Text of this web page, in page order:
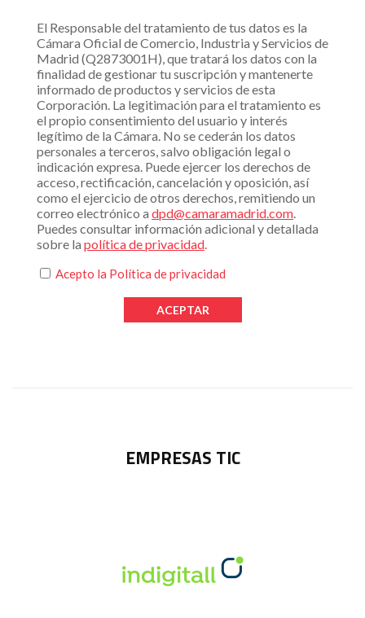
El Responsable del tratamiento de tus datos es la
Cámara Oficial de Comercio, Industria y Servicios de
Madrid (Q2873001H), que tratará los datos con la
finalidad de gestionar tu suscripción y mantenerte
informado de productos y servicios de esta
Corporación. La legitimación para el tratamiento es
el propio consentimiento del usuario y interés
legítimo de la Cámara. No se cederán los datos
personales a terceros, salvo obligación legal o
indicación expresa. Puede ejercer los derechos de
acceso, rectificación, cancelación y oposición, así
como el ejercicio de otros derechos, remitiendo un
correo electrónico a dpd@camaramadrid.com.
Puedes consultar información adicional y detallada
sobre la política de privacidad.
Acepto la Política de privacidad
EMPRESAS TIC